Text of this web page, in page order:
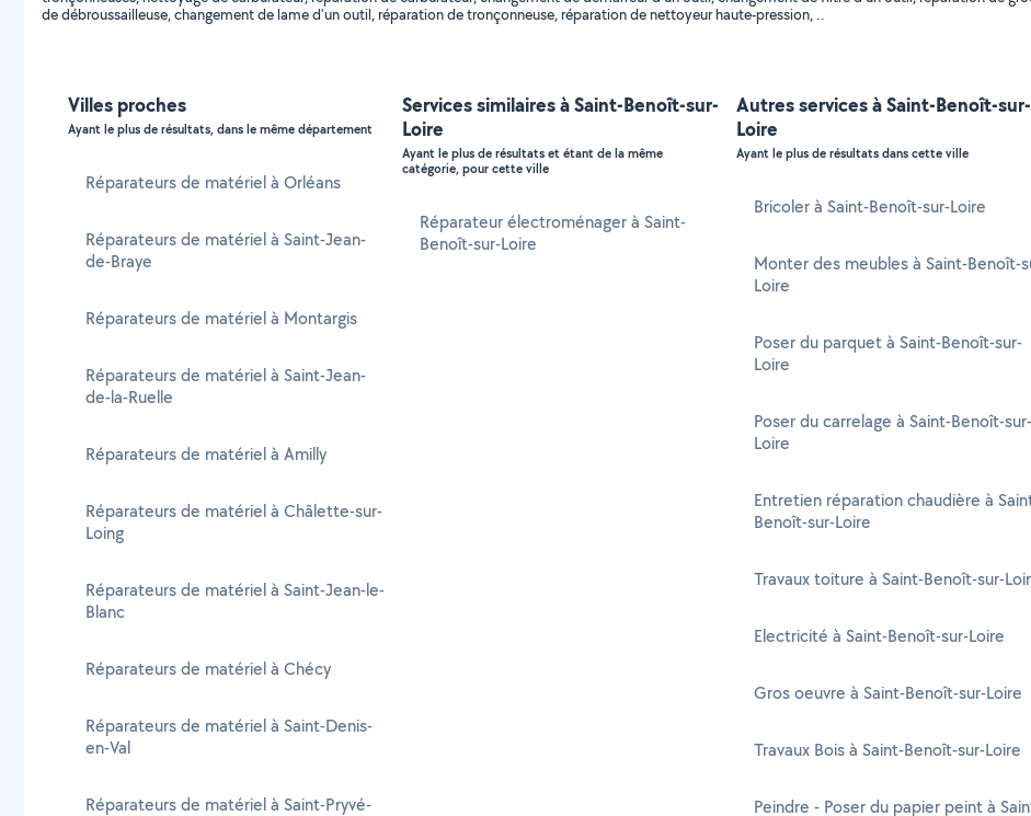
de débroussailleuse, changement de lame d'un outil, réparation de tronçonneuse, réparation de nettoyeur haute-pression, ..
Villes proches
Ayant le plus de résultats, dans le même département
Réparateurs de matériel à Orléans
Réparateurs de matériel à Saint-Jean-
de-Braye
Réparateurs de matériel à Montargis
Réparateurs de matériel à Saint-Jean-
de-la-Ruelle
Réparateurs de matériel à Amilly
Réparateurs de matériel à Châlette-sur-
Loing
Réparateurs de matériel à Saint-Jean-le-
Blanc
Réparateurs de matériel à Chécy
Réparateurs de matériel à Saint-Denis-
en-Val
Réparateurs de matériel à Saint-Pryvé-
Services similaires à Saint-Benoît-sur-
Loire
Ayant le plus de résultats et étant de la même
catégorie, pour cette ville
Réparateur électroménager à Saint-
Benoît-sur-Loire
Autres services à Saint-Benoît-sur-
Loire
Ayant le plus de résultats dans cette ville
Bricoler à Saint-Benoît-sur-Loire
Monter des meubles à Saint-Benoît-
Loire
Poser du parquet à Saint-Benoît-sur-
Loire
Poser du carrelage à Saint-Benoît-sur-
Loire
Entretien réparation chaudière à
Benoît-sur-Loire
Travaux toiture à Saint-Benoît-sur-
Electricité à Saint-Benoît-sur-Loire
Gros oeuvre à Saint-Benoît-sur-Loire
Travaux Bois à Saint-Benoît-sur-Loire
Peindre - Poser du papier peint à